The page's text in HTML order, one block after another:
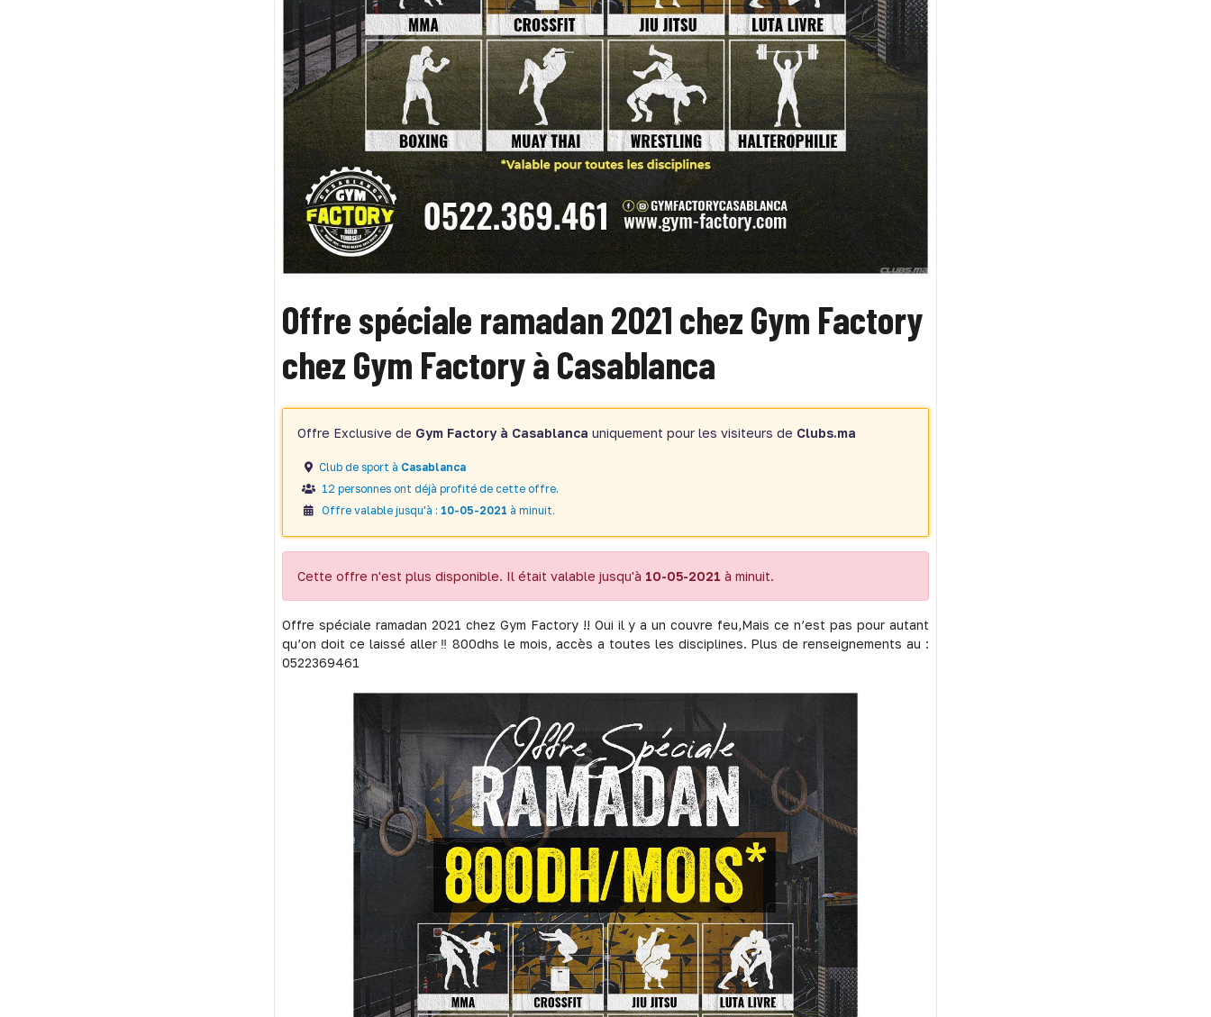
Offre spéciale ramadan 2021 chez Gym Factory
chez Gym Factory à Casablanca
Offre Exclusive de Gym Factory à Casablanca uniquement pour les visiteurs de Clubs.ma
Club de sport à Casablanca
12 personnes ont déjà profité de cette offre.
Offre valable jusqu'à : 10-05-2021 à minuit.
Cette offre n'est plus disponible. Il était valable jusqu'à 10-05-2021 à minuit.
Offre spéciale ramadan 2021 chez Gym Factory !! Oui il y a un couvre feu,Mais ce n’est pas pour autant
qu’on doit ce laissé aller ‼️ 800dhs le mois, accès a toutes les disciplines. Plus de renseignements au :
0522369461